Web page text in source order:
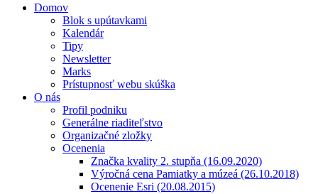
Domov
Blok s upútavkami
Kalendár
Tipy
Newsletter
Marks
Prístupnosť webu skúška
O nás
Profil podniku
Generálne riaditeľstvo
Organizačné zložky
Ocenenia
Značka kvality 2. stupňa (16.09.2020)
Výročná cena Pamiatky a múzeá (26.10.2018)
Ocenenie Esri (20.08.2015)